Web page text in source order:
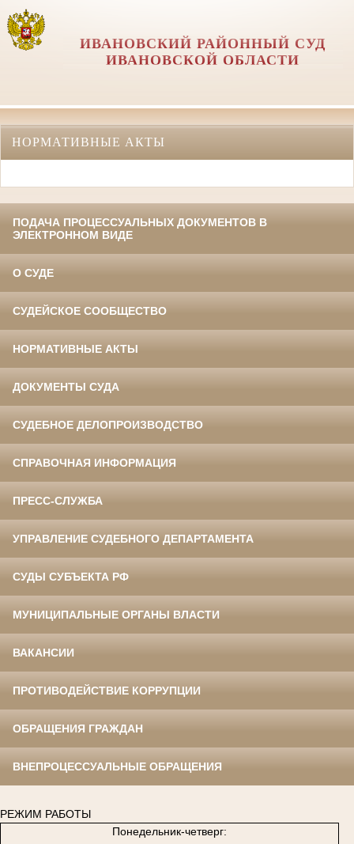
ИВАНОВСКИЙ РАЙОННЫЙ СУД
ИВАНОВСКОЙ ОБЛАСТИ
НОРМАТИВНЫЕ АКТЫ
ПОДАЧА ПРОЦЕССУАЛЬНЫХ ДОКУМЕНТОВ В
ЭЛЕКТРОННОМ ВИДЕ
О СУДЕ
СУДЕЙСКОЕ СООБЩЕСТВО
НОРМАТИВНЫЕ АКТЫ
ДОКУМЕНТЫ СУДА
СУДЕБНОЕ ДЕЛОПРОИЗВОДСТВО
СПРАВОЧНАЯ ИНФОРМАЦИЯ
ПРЕСС-СЛУЖБА
УПРАВЛЕНИЕ СУДЕБНОГО ДЕПАРТАМЕНТА
СУДЫ СУБЪЕКТА РФ
МУНИЦИПАЛЬНЫЕ ОРГАНЫ ВЛАСТИ
ВАКАНСИИ
ПРОТИВОДЕЙСТВИЕ КОРРУПЦИИ
ОБРАЩЕНИЯ ГРАЖДАН
ВНЕПРОЦЕССУАЛЬНЫЕ ОБРАЩЕНИЯ
РЕЖИМ РАБОТЫ
Понедельник-четверг: